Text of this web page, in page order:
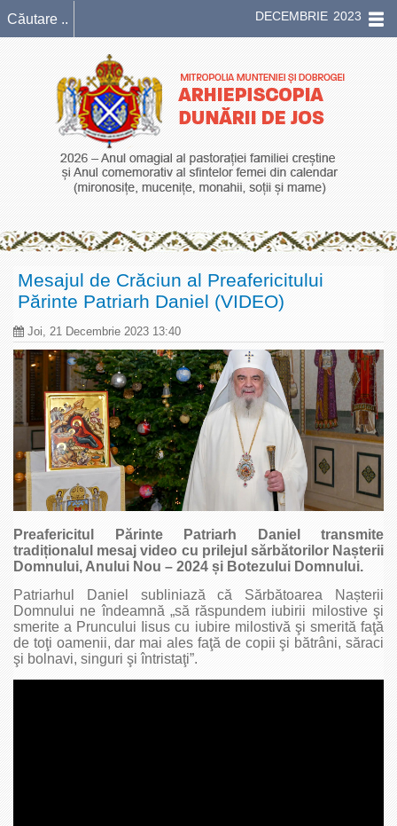
DECEMBRIE 2023
Mesajul de Crăciun al Preafericitului
Părinte Patriarh Daniel (VIDEO)
Joi, 21 Decembrie 2023 13:40
Preafericitul Părinte Patriarh Daniel transmite
tradiționalul mesaj video cu prilejul sărbătorilor Nașterii
Domnului, Anului Nou – 2024 și Botezului Domnului.
Patriarhul Daniel subliniază că Sărbătoarea Nașterii
Domnului ne îndeamnă „să răspundem iubirii milostive şi
smerite a Pruncului Iisus cu iubire milostivă şi smerită faţă
de toţi oamenii, dar mai ales faţă de copii şi bătrâni, săraci
şi bolnavi, singuri şi întristaţi”.